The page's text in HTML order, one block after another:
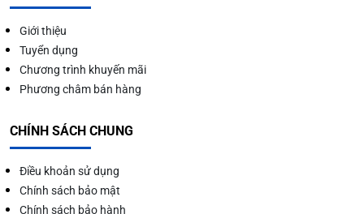
Giới thiệu
Tuyển dụng
Chương trình khuyến mãi
Phương châm bán hàng
CHÍNH SÁCH CHUNG
Điều khoản sử dụng
Chính sách bảo mật
Chính sách bảo hành